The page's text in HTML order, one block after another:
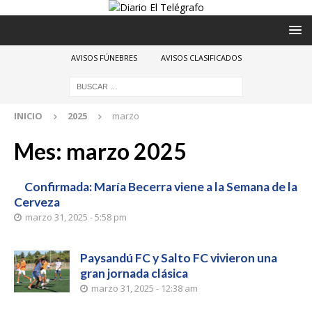
AVISOS FÚNEBRES AVISOS CLASIFICADOS
INICIO 2025 marzo
Mes: marzo 2025
Confirmada: María Becerra viene a la Semana de la
Cerveza
marzo 31, 2025 - 5:58 pm
Paysandú FC y Salto FC vivieron una
gran jornada clásica
marzo 31, 2025 - 12:38 am